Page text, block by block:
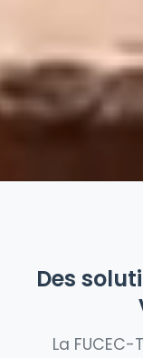
Des
La